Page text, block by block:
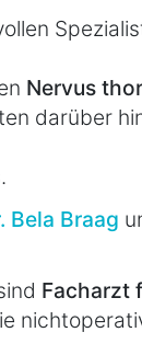
Nervus
darüber
Bela Braag
Facharzt